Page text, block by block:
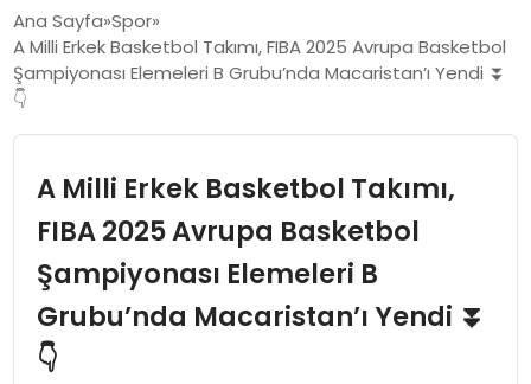
GÜNDEM
EĞITIM
EKONOMI
MAGAZIN
SAĞLIK
Ana Sayfa Spor
A Milli Erkek Basketbol Takımı, FIBA 2025 Avrupa Basketbol
Şampiyonası Elemeleri B Grubu’nda Macaristan’ı Yendi ⏬
👇
A Milli Erkek Basketbol Takımı,
FIBA 2025 Avrupa Basketbol
Şampiyonası Elemeleri B
Grubu’nda Macaristan’ı Yendi ⏬
👇